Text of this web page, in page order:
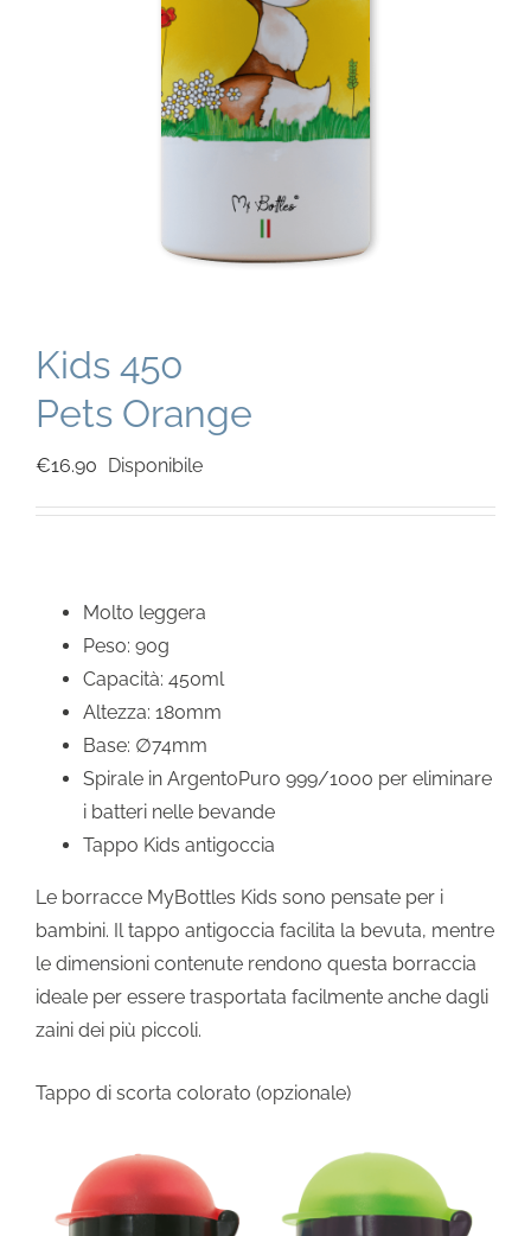
Kids 450
Pets Orange
€16.90 Disponibile
Molto leggera
Peso: 90g
Capacità: 450ml
Altezza: 180mm
Base: ∅74mm
Spirale in ArgentoPuro 999/1000 per eliminare
i batteri nelle bevande
Tappo Kids antigoccia
Le borracce MyBottles Kids sono pensate per i
bambini. Il tappo antigoccia facilita la bevuta, mentre
le dimensioni contenute rendono questa borraccia
ideale per essere trasportata facilmente anche dagli
zaini dei più piccoli.
Tappo di scorta colorato (opzionale)